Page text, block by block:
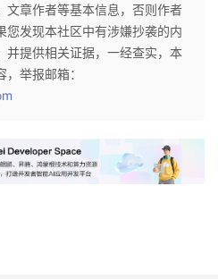
文章作者等基本信息，否则作者
您发现本社区中有涉嫌抄袭的内
并提供相关证据，一经查实，本
举报邮箱：